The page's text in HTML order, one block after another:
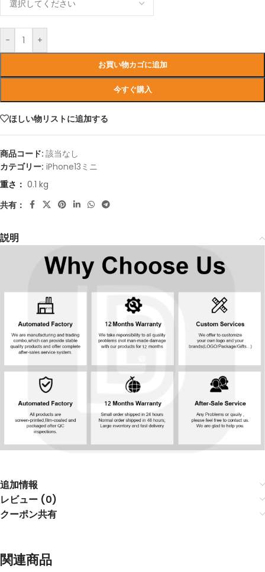
- +
お買い物カゴに追加
今すぐ購入
ほしい物リストに追加する
商品コード: 該当なし
カテゴリー: iPhone13ミニ
重さ： 0.1 kg
共有：
説明
追加情報
レビュー (0)
クーポン共有
関連商品